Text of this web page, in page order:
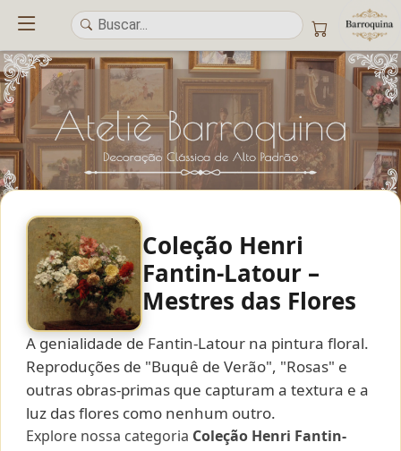
Coleção Henri
Fantin-Latour –
Mestres das Flores
A genialidade de Fantin-Latour na pintura floral.
Reproduções de "Buquê de Verão", "Rosas" e
outras obras-primas que capturam a textura e a
luz das flores como nenhum outro.
Explore nossa categoria Coleção Henri Fantin-
UM ATELIÊ 100% FINE ART
Trazemos a imponência das maiores obras de arte do mundo
alto padrão da sua casa. Nosso acervo reúne a genialidade degrandes
pintores renomados, resgatando
das obras do século XIX . Produção artesanal em Canvas 100% Algodão
molduras em
Pigmentação Mineral
QUALIDADE DE MUSEU GARANTIA ETERNA